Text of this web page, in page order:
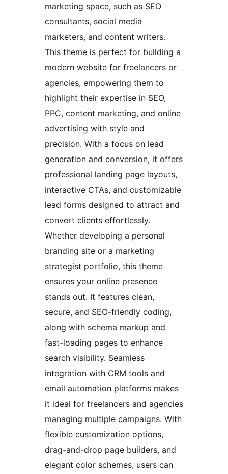
marketing space, such as SEO
consultants, social media
marketers, and content writers.
This theme is perfect for building a
modern website for freelancers or
agencies, empowering them to
highlight their expertise in SEO,
PPC, content marketing, and online
advertising with style and
precision. With a focus on lead
generation and conversion, it offers
professional landing page layouts,
interactive CTAs, and customizable
lead forms designed to attract and
convert clients effortlessly.
Whether developing a personal
branding site or a marketing
strategist portfolio, this theme
ensures your online presence
stands out. It features clean,
secure, and SEO-friendly coding,
along with schema markup and
fast-loading pages to enhance
search visibility. Seamless
integration with CRM tools and
email automation platforms makes
it ideal for freelancers and agencies
managing multiple campaigns. With
flexible customization options,
drag-and-drop page builders, and
elegant color schemes, users can